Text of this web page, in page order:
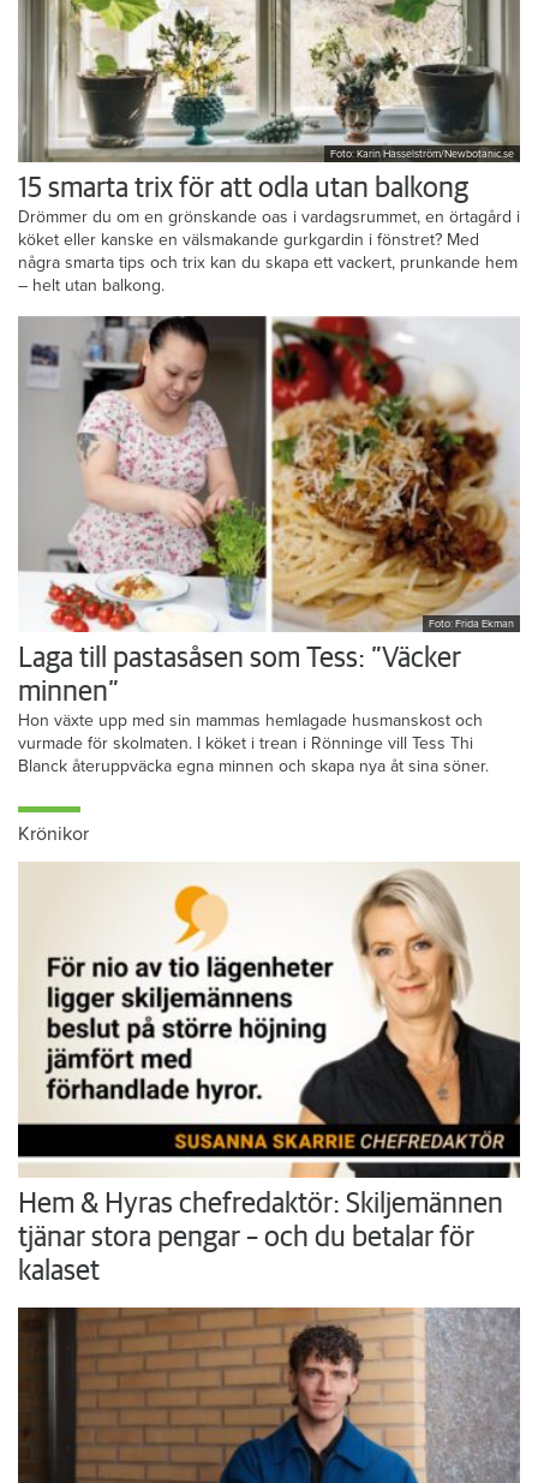
Foto: Karin Hasselström/Newbotanic.se
15 smarta trix för att odla utan balkong
Drömmer du om en grönskande oas i vardagsrummet, en örtagård i
köket eller kanske en välsmakande gurkgardin i fönstret? Med
några smarta tips och trix kan du skapa ett vackert, prunkande hem
– helt utan balkong.
Foto: Frida Ekman
Laga till pastasåsen som Tess: ”Väcker
minnen”
Hon växte upp med sin mammas hemlagade husmanskost och
vurmade för skolmaten. I köket i trean i Rönninge vill Tess Thi
Blanck återuppväcka egna minnen och skapa nya åt sina söner.
Krönikor
Hem & Hyras chefredaktör: Skiljemännen
tjänar stora pengar – och du betalar för
kalaset